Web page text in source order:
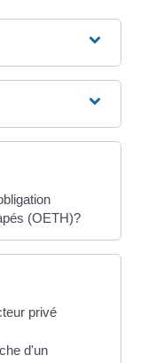
(OETH)?
privé
d'un